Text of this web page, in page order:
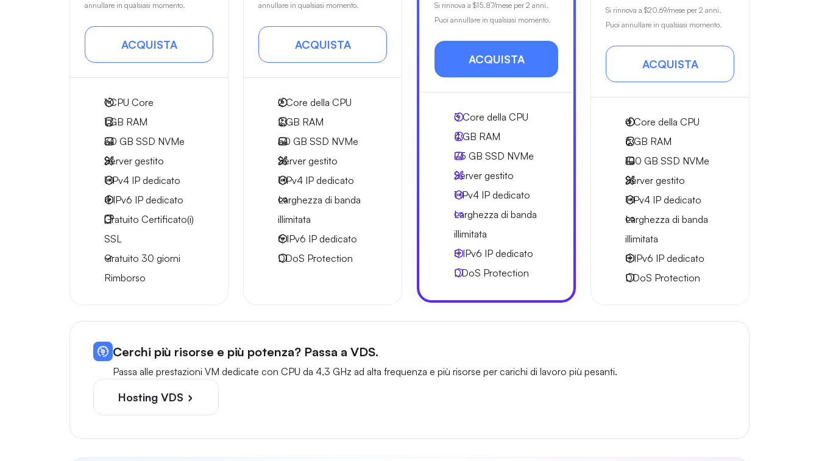
annullare in qualsiasi momento.
ACQUISTA
1CPU Core
1 GB RAM
30 GB SSD NVMe
Server gestito
1 IPv4 IP dedicato
4 IPv6 IP dedicato
Gratuito Certificato(i)
SSL
Gratuito 30 giorni
Rimborso
annullare in qualsiasi momento.
ACQUISTA
2Core della CPU
2 GB RAM
50 GB SSD NVMe
Server gestito
1 IPv4 IP dedicato
Larghezza di banda
illimitata
6 IPv6 IP dedicato
DDoS Protection
Si rinnova a $15.87/mese per 2 anni.
Puoi annullare in qualsiasi momento.
ACQUISTA
3Core della CPU
4 GB RAM
75 GB SSD NVMe
Server gestito
1 IPv4 IP dedicato
Larghezza di banda
illimitata
8 IPv6 IP dedicato
DDoS Protection
Si rinnova a $20.69/mese per 2 anni.
Puoi annullare in qualsiasi momento.
ACQUISTA
4Core della CPU
6 GB RAM
100 GB SSD NVMe
Server gestito
1 IPv4 IP dedicato
Larghezza di banda
illimitata
8 IPv6 IP dedicato
DDoS Protection
Cerchi più risorse e più potenza? Passa a VDS.
Passa alle prestazioni VM dedicate con CPU da 4,3 GHz ad alta frequenza e più risorse per carichi di lavoro più pesanti.
Hosting VDS